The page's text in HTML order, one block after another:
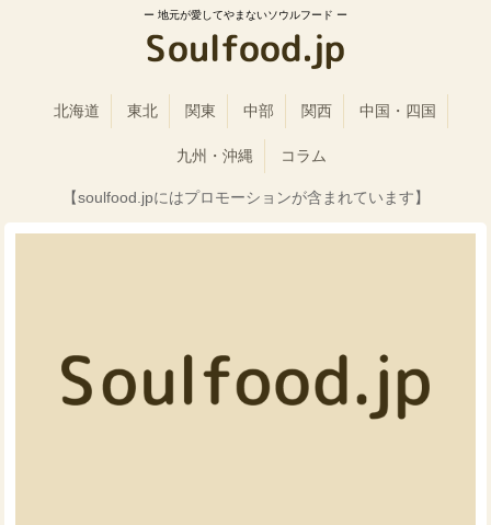
地元が愛してやまないソウルフード
北海道 東北 関東 中部 関西 中国・四国
九州・沖縄 コラム
【soulfood.jpにはプロモーションが含まれています】